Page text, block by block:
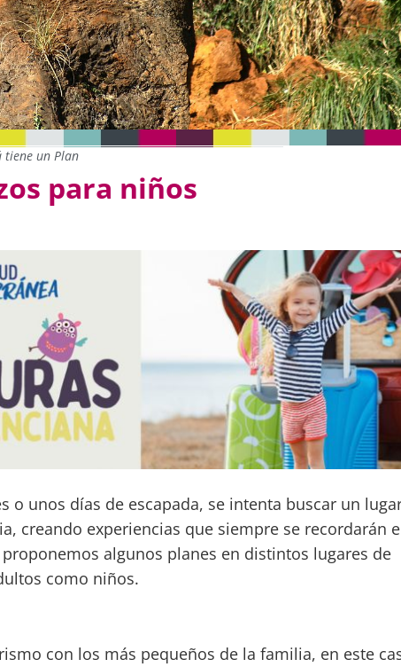
tiene un Plan
para niños
o unos días de escapada, se intenta buscar un
creando experiencias que siempre se recordarán
algunos planes en distintos lugares de
como niños.
con los más pequeños de la familia, en este